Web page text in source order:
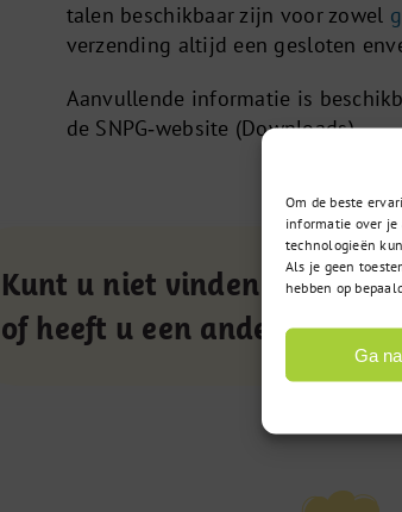
Om de beste
informatie over je
technologieën
Als je geen
hebben op
Ga
talen beschikbaar zijn voor zowel
verzending altijd een gesloten
Aanvullende informatie is
de SNPG‑website (Downloads).
Kunt u niet vinden wat u
of heeft u een andere vraag?